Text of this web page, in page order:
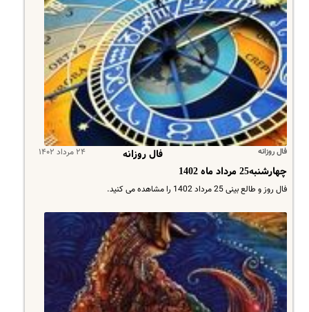
فال روزانه ۲۴ مرداد ۱۴۰۲
فال روزانه
چهارشنبه25 مرداد ماه 1402
فال روز و طالع بینی 25 مرداد 1402 را مشاهده می کنید.